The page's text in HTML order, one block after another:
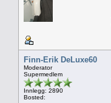
Finn-Erik DeLuxe60
Moderator
Supermedlem
Innlegg: 2890
Bosted: